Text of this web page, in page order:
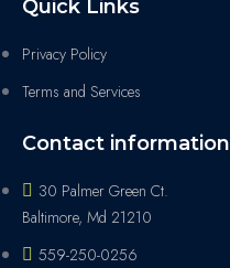
Quick Links
Privacy Policy
Terms and Services
Contact information
30 Palmer Green Ct.
Baltimore, Md 21210
559-250-0256